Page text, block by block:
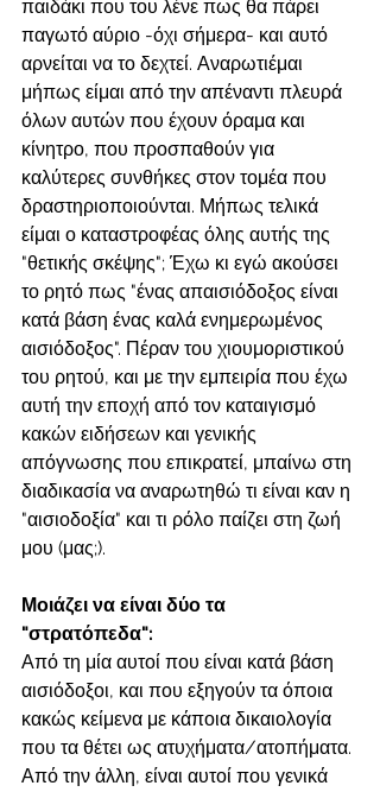
παιδάκι που του λένε πως θα πάρει
παγωτό αύριο -όχι σήμερα- και αυτό
αρνείται να το δεχτεί. Αναρωτιέμαι
μήπως είμαι από την απέναντι πλευρά
όλων αυτών που έχουν όραμα και
κίνητρο, που προσπαθούν για
καλύτερες συνθήκες στον τομέα που
δραστηριοποιούνται. Μήπως τελικά
είμαι ο καταστροφέας όλης αυτής της
"θετικής σκέψης"; Έχω κι εγώ ακούσει
το ρητό πως "ένας απαισιόδοξος είναι
κατά βάση ένας καλά ενημερωμένος
αισιόδοξος". Πέραν του χιουμοριστικού
του ρητού, και με την εμπειρία που έχω
αυτή την εποχή από τον καταιγισμό
κακών ειδήσεων και γενικής
απόγνωσης που επικρατεί, μπαίνω στη
διαδικασία να αναρωτηθώ τι είναι καν η
"αισιοδοξία" και τι ρόλο παίζει στη ζωή
μου (μας;).
Μοιάζει να είναι δύο τα
"στρατόπεδα":
Από τη μία αυτοί που είναι κατά βάση
αισιόδοξοι, και που εξηγούν τα όποια
κακώς κείμενα με κάποια δικαιολογία
που τα θέτει ως ατυχήματα/ατοπήματα.
Από την άλλη, είναι αυτοί που γενικά